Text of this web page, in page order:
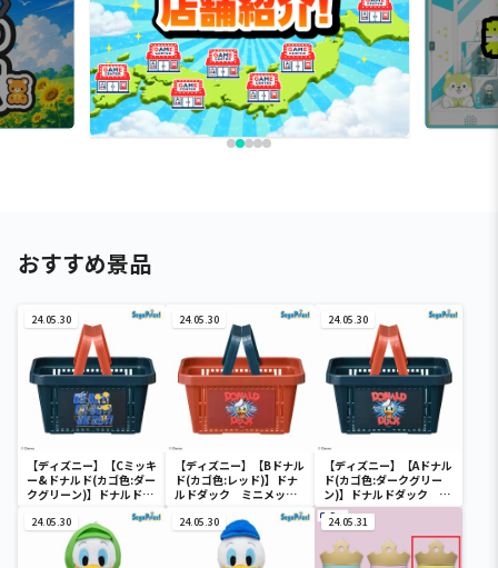
おすすめ景品
24.05.30
【ディズニー】【Cミッキ
ー&ドナルド(カゴ色:ダー
クグリーン)】ドナルドダ
ック ミニメッシュカゴ
24.05.30
【ディズニー】【Bドナル
ド(カゴ色:レッド)】ドナ
ルドダック ミニメッシ
24.05.30
【ディズニー】【Aドナル
ド(カゴ色:ダークグリー
ン)】ドナルドダック ミ
ニメッシュカゴ
24.05.30 24.05.30 24.05.31